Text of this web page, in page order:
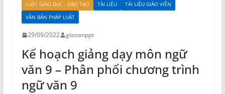
LUẬT GIÁO DỤC - ĐÀO TẠO
TÀI LIỆU
TÀI LIỆU GIÁO VIÊN
VĂN BẢN PHÁP LUẬT
29/09/2022 giaoanppt
Kế hoạch giảng dạy môn ngữ
văn 9 – Phân phối chương trình
ngữ văn 9